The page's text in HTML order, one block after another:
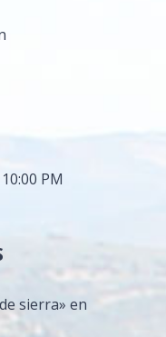
PM
sierra» en